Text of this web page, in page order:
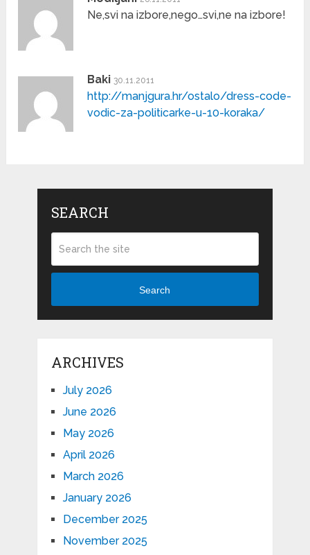
Ne,svi na izbore,nego…svi,ne na izbore!
Baki 30.11.2011
http://manjgura.hr/ostalo/dress-code-
vodic-za-politicarke-u-10-koraka/
SEARCH
Search
ARCHIVES
July 2026
June 2026
May 2026
April 2026
March 2026
January 2026
December 2025
November 2025